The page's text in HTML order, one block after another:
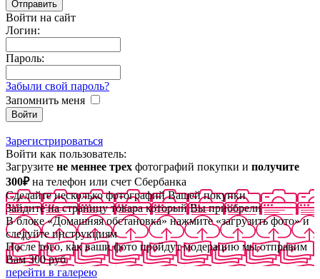
Войти на сайт
Логин:
Пароль:
Забыли свой пароль?
Запомнить меня
Зарегистрироваться
Войти как пользователь:
Загрузите не меннее трех фотографий покупки и получите
300₽на телефон или счет Сбербанка
Сделайте несколько фотографий Вашей покупки
Зайдите на страницу товара который Вы приобрели
В блоке «Домашняя обстановка» нажмите «загрузить фото» и
следуйте инструкциям
После того, как ваши фото пройдут модерацию мы отправим
Вам 300 руб
перейти в галерею